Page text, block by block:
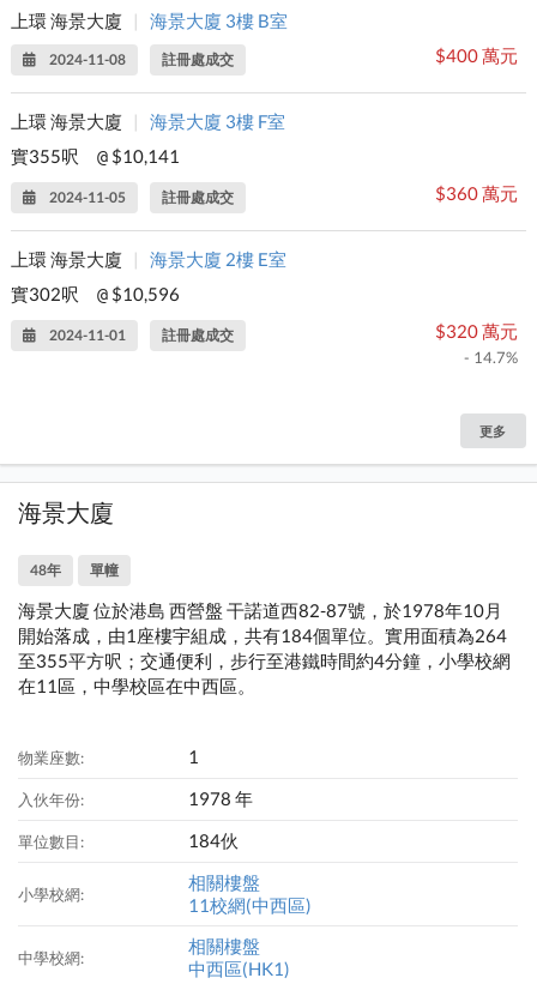
上環 海景大廈 | 海景大廈 3樓 B室
2024-11-08 註冊處成交 $400 萬元
上環 海景大廈 |
海景大廈 3樓 F室
實355呎
@ $10,141
2024-11-05 註冊處成交 $360 萬元
上環 海景大廈 |
海景大廈 2樓 E室
實302呎
@ $10,596
2024-11-01 註冊處成交 $320 萬元
- 14.7%
更多
海景大廈
48年 單幢
海景大廈 位於港島 西營盤 干諾道西82-87號，於1978年10月
開始落成，由1座樓宇組成，共有184個單位。實用面積為264
至355平方呎；交通便利，步行至港鐵時間約4分鐘，小學校網
在11區，中學校區在中西區。
物業座數: 1
入伙年份: 1978 年
單位數目: 184伙
小學校網:
相關樓盤
11校網(中西區)
中學校網:
相關樓盤
中西區(HK1)